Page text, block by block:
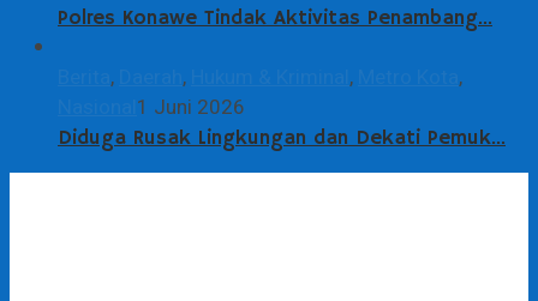
Polres Konawe Tindak Aktivitas Penambang…
, , ,
,
1 Juni 2026
Diduga Rusak Lingkungan dan Dekati Pemuk…